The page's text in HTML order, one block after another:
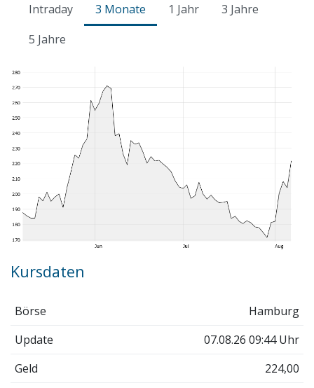
Intraday 3 Monate 1 Jahr
3 Jahre
5 Jahre
Kursdaten
Börse
Hamburg
Update
07.08.26 09:44 Uhr
Geld
224,00